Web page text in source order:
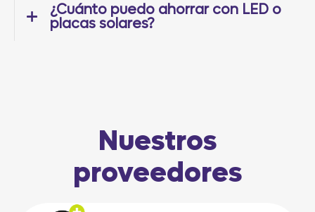
¿Cuánto puedo ahorrar con LED o
placas solares?
Nuestros
proveedores